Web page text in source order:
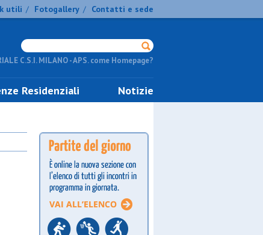
utili / Fotogallery / Contatti e sede
C.S.I. MILANO - APS. come Homepage?
Residenziali Notizie